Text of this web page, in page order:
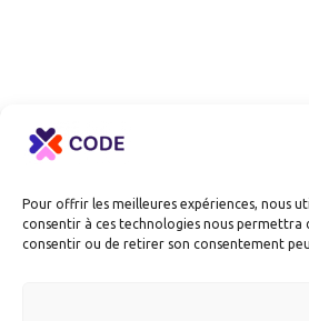
Pour offrir les meilleures expériences, nous
consentir à ces technologies nous permettra
consentir ou de retirer son consentement